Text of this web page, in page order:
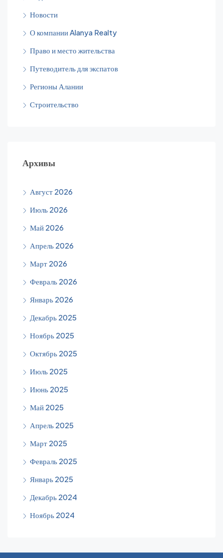
Новости
О компании Alanya Realty
Право и место жительства
Путеводитель для экспатов
Регионы Алании
Строительство
Архивы
Август 2026
Июль 2026
Май 2026
Апрель 2026
Март 2026
Февраль 2026
Январь 2026
Декабрь 2025
Ноябрь 2025
Октябрь 2025
Июль 2025
Июнь 2025
Май 2025
Апрель 2025
Март 2025
Февраль 2025
Январь 2025
Декабрь 2024
Ноябрь 2024